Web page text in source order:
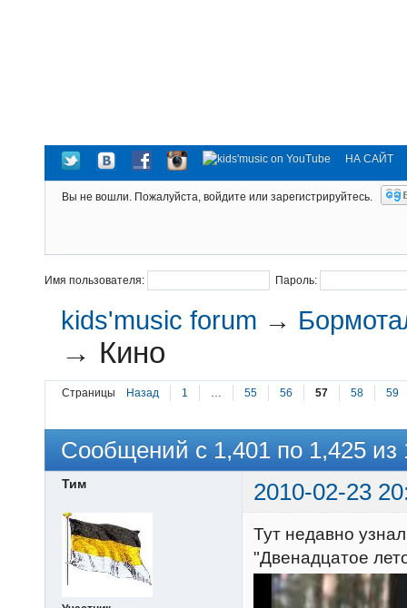
НА САЙТ
Вы не вошли. Пожалуйста, войдите или зарегистрируйтесь.
Имя пользователя: Пароль:
kids'music forum →
→ Кино
Страницы Назад 1 … 55 56 57 58 59
Сообщений с 1,401 по 1,425 из
Тим 2010-02-23
Тут недавно
"Двенадцатое